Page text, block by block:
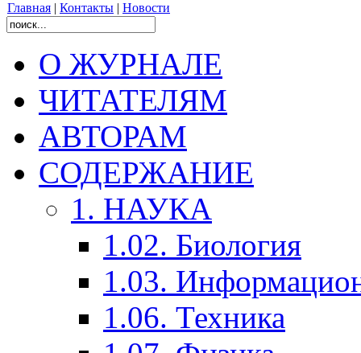
Главная | Контакты | Новости
О ЖУРНАЛЕ
ЧИТАТЕЛЯМ
АВТОРАМ
СОДЕРЖАНИЕ
1. НАУКА
1.02. Биология
1.03.
1.06. Техника